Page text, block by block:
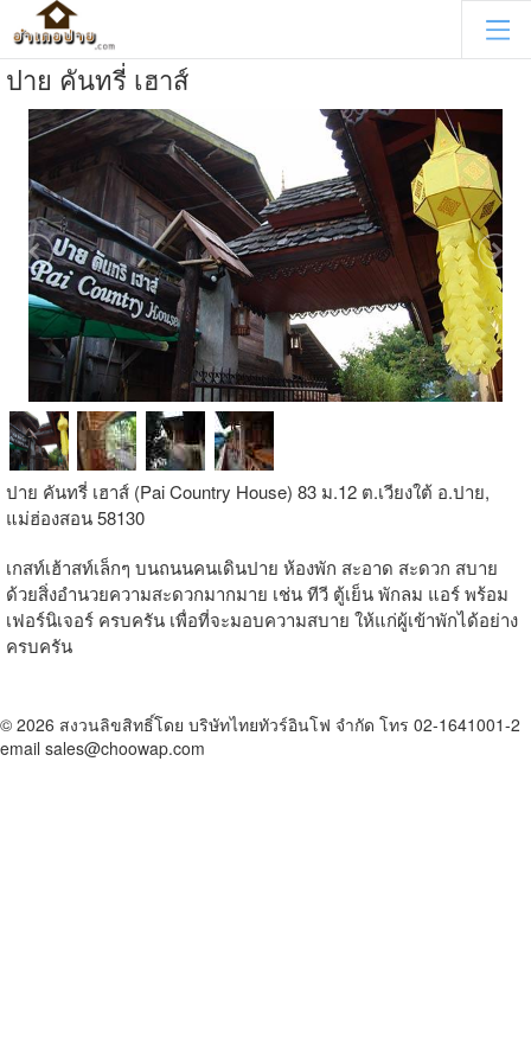
ปาย คันทรี่ เฮาส์
ปาย คันทรี่ เฮาส์ (Pai Country House) 83 ม.12 ต.เวียงใต้ อ.ปาย,
แม่ฮ่องสอน 58130
เกสท์เฮ้าสท์เล็กๆ บนถนนคนเดินปาย ห้องพัก สะอาด สะดวก สบาย
ด้วยสิ่งอำนวยความสะดวกมากมาย เช่น ทีวี ตู้เย็น พักลม แอร์ พร้อม
เฟอร์นิเจอร์ ครบครัน เพื่อที่จะมอบความสบาย ให้แก่ผู้เข้าพักได้อย่าง
ครบครัน
© 2026 สงวนลิขสิทธิ์โดย บริษัทไทยทัวร์อินโฟ จำกัด โทร 02-1641001-2
email sales@choowap.com